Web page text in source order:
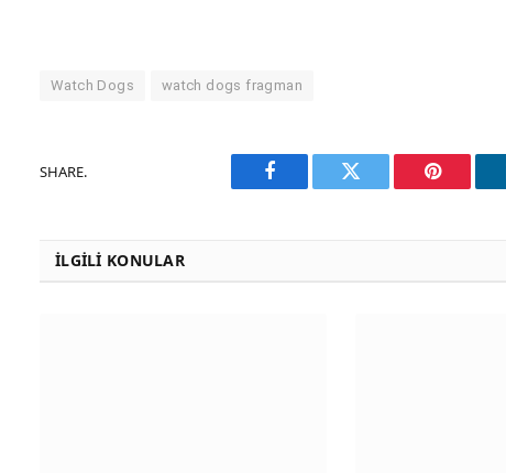
Watch Dogs watch dogs fragman
SHARE.
Facebook Twitter Pinterest
İLGILI KONULAR